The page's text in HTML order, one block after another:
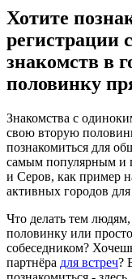
Хотите
регистрации
знакомств в
половинку
Знакомства с
свою вторую
познакомиться для
самым популярным и
и Серов, как пример
активных городов
Что делать тем
половинку или
собеседником?
партнёра для встреч?